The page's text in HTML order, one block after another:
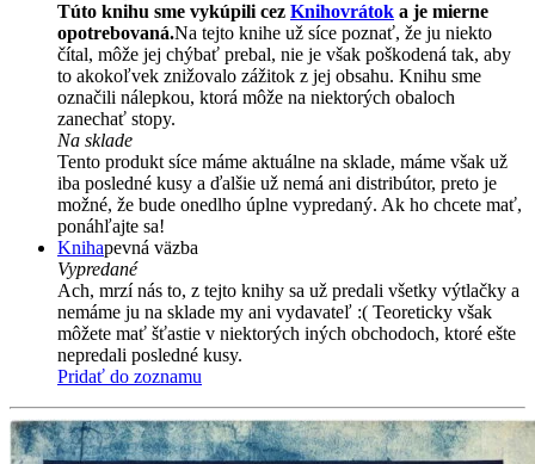
Túto knihu sme vykúpili cez Knihovrátok a je mierne
opotrebovaná.Na tejto knihe už síce poznať, že ju niekto
čítal, môže jej chýbať prebal, nie je však poškodená tak, aby
to akokoľvek znižovalo zážitok z jej obsahu. Knihu sme
označili nálepkou, ktorá môže na niektorých obaloch
zanechať stopy.
Na sklade
Tento produkt síce máme aktuálne na sklade, máme však už
iba posledné kusy a ďalšie už nemá ani distribútor, preto je
možné, že bude onedlho úplne vypredaný. Ak ho chcete mať,
ponáhľajte sa!
Knihapevná väzba
Vypredané
Ach, mrzí nás to, z tejto knihy sa už predali všetky výtlačky a
nemáme ju na sklade my ani vydavateľ :( Teoreticky však
môžete mať šťastie v niektorých iných obchodoch, ktoré ešte
nepredali posledné kusy.
Pridať do zoznamu